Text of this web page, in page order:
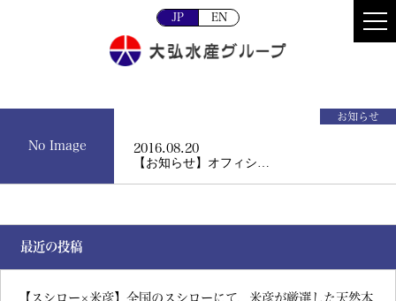
JP EN
No Image 2016.08.20
お知らせ
【お知らせ】オフィシ…
最近の投稿
【スシロー×米彦】全国のスシローにて、米彦が厳選した天然本